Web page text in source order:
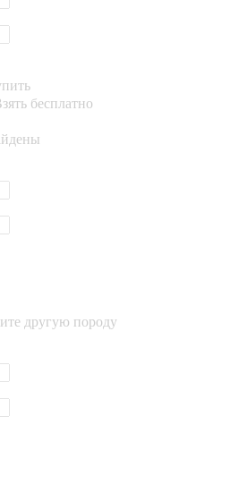
бесплатно
другую породу